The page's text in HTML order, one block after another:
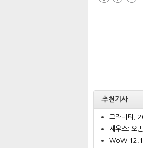
추천기사
그라비티,
제우스: 오
WoW 12.1,